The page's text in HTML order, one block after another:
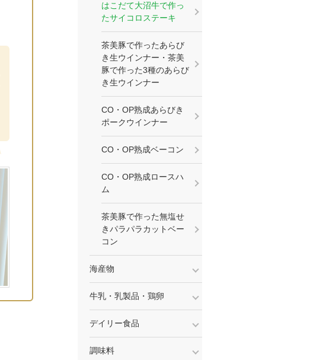
はこだて大沼牛で作っ
たサイコロステーキ
茶美豚で作ったあらび
き生ウインナー・茶美
豚で作った3種のあらび
き生ウインナー
CO・OP熟成あらびき
ポークウインナー
CO・OP熟成ベーコン
CO・OP熟成ロースハ
ム
茶美豚で作った無塩せ
きパラパラカットベー
コン
海産物
牛乳・乳製品・鶏卵
デイリー食品
調味料